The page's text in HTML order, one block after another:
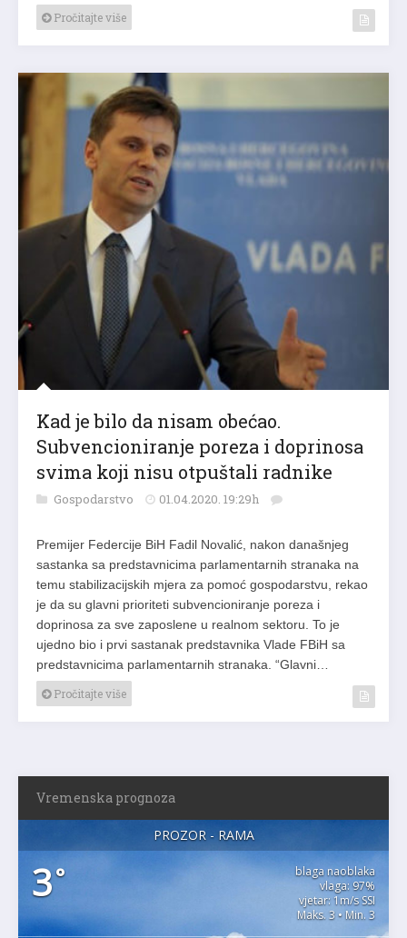
Pročitajte više
Kad je bilo da nisam obećao.
Subvencioniranje poreza i doprinosa
svima koji nisu otpuštali radnike
Gospodarstvo 01.04.2020. 19:29h
Premijer Federcije BiH Fadil Novalić, nakon današnjeg
sastanka sa predstavnicima parlamentarnih stranaka na
temu stabilizacijskih mjera za pomoć gospodarstvu, rekao
je da su glavni prioriteti subvencioniranje poreza i
doprinosa za sve zaposlene u realnom sektoru. To je
ujedno bio i prvi sastanak predstavnika Vlade FBiH sa
predstavnicima parlamentarnih stranaka. “Glavni…
Pročitajte više
Vremenska prognoza
PROZOR - RAMA
3°
blaga naoblaka
vlaga: 97%
vjetar: 1m/s SSI
Maks. 3 • Min. 3